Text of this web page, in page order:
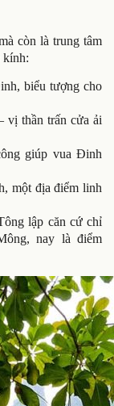
còn là trung tâm
kính:
biểu tượng cho
vị thần trấn cửa ải
giúp vua Đinh
một địa điểm linh
lập căn cứ chỉ
nay là điểm